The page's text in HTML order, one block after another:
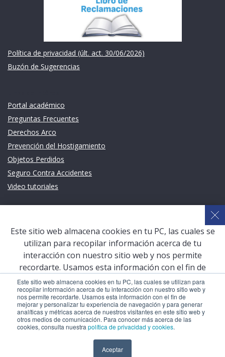
Este sitio web almacena cookies en tu PC, las cuales se utilizan para
recopilar información acerca de tu interacción con nuestro sitio web y
nos permite recordarte. Usamos esta información con el fin de
mejorar y personalizar tu experiencia de navegación y para generar
analíticas y métricas acerca de nuestros visitantes en este sitio web y
otros medios de comunicación. Para conocer más acerca de las
cookies, consulta nuestra política de privacidad y cookies.
Aceptar
Política de privacidad (últ. act. 30/06/2026)
Buzón de Sugerencias
Portal académico
Preguntas Frecuentes
Derechos Arco
Prevención del Hostigamiento
Objetos Perdidos
Seguro Contra Accidentes
Video tutoriales
Sistema de Gestión Académica (SGA)
Defensoría Universitaria
Terceros vinculados
San Pablo Mail
Aula Virtual Pregrado
Aula Virtual Postgrado
COPYRIGHT © 2026 Universidad Católica San Pablo – RUC:
Este sitio web almacena cookies en tu PC, las cuales se
utilizan para recopilar información acerca de tu
interacción con nuestro sitio web y nos permite
recordarte. Usamos esta información con el fin de
mejorar y personalizar tu experiencia de navegación y
para generar analíticas y métricas acerca de nuestros
visitantes en este sitio web y otros medios de
comunicación. Para conocer más acerca de las cookies,
consulta nuestrapolítica de privacidad y cookies
Aceptar